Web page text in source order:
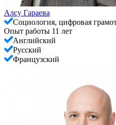
Алсу Гараева
Социология, цифровая
Опыт работы 11 лет
Английский
Русский
Французский